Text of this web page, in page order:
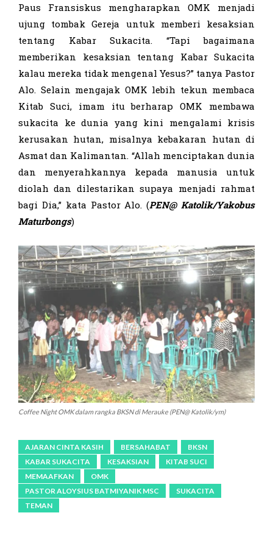
Paus Fransiskus mengharapkan OMK menjadi
ujung tombak Gereja untuk memberi kesaksian
tentang Kabar Sukacita. “Tapi bagaimana
memberikan kesaksian tentang Kabar Sukacita
kalau mereka tidak mengenal Yesus?” tanya Pastor
Alo. Selain mengajak OMK lebih tekun membaca
Kitab Suci, imam itu berharap OMK membawa
sukacita ke dunia yang kini mengalami krisis
kerusakan hutan, misalnya kebakaran hutan di
Asmat dan Kalimantan. “Allah menciptakan dunia
dan menyerahkannya kepada manusia untuk
diolah dan dilestarikan supaya menjadi rahmat
bagi Dia,” kata Pastor Alo. (PEN@ Katolik/Yakobus
Maturbongs)
Coffee Night OMK dalam rangka BKSN di Merauke (PEN@ Katolik/ym)
AJARAN CINTA KASIH BERSAHABAT
BKSN
KABAR SUKACITA
KESAKSIAN
KITAB SUCI
MEMAAFKAN
OMK
PASTOR ALOYSIUS BATMIYANIK MSC
SUKACITA
TEMAN